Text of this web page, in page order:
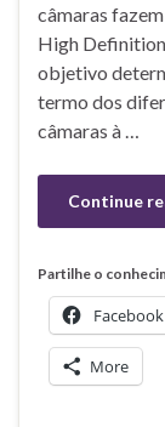
câmaras
High
objetivo
termo dos
câmaras à …
Continue
Partilhe o
Facebook
More